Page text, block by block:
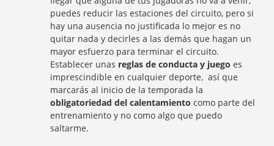
puedes reducir las estaciones del circuito, pero si
hay una ausencia no justificada lo mejor es no
quitar nada y decirles a las demás que hagan un
mayor esfuerzo para terminar el circuito.
Establecer unas reglas de conducta y juego es
imprescindible en cualquier deporte, así que
marcarás al inicio de la temporada la
obligatoriedad del calentamiento como parte del
entrenamiento y no como algo que puedo
saltarme.